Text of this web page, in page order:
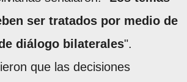
ser tratados por medio de
diálogo bilaterales".
que las decisiones